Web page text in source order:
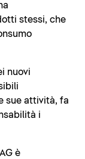
stessi, che
nuovi
sue attività, fa
i
è